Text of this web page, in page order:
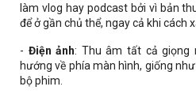
làm vlog hay podcast bởi vì bản
để ở gần chủ thể, ngay cả khi cách
- Điện ảnh: Thu âm tất cả giọng
hướng về phía màn hình, giống
bộ phim.